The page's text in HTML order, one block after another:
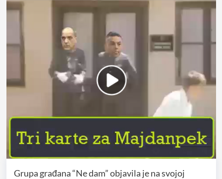
Grupa građana “Ne dam” objavila je na svojoj